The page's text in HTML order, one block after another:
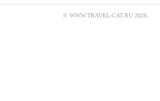
© WWW.TRAVEL-CAT.RU 2026.